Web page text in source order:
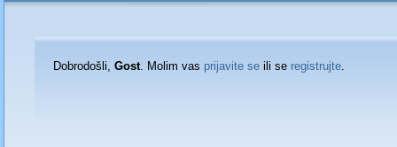
Dobrodošli, Gost. Molim vas prijavite seili se registrujte.